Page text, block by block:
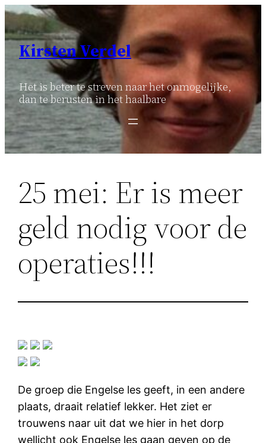
Ga
naar
inhoud
Kirsten Verdel
Het is beter te streven naar het onmogelijke,
dan te berusten in het haalbare
25 mei: Er is meer
geld nodig voor de
operaties!!!
De groep die Engelse les geeft, in een andere
plaats, draait relatief lekker. Het ziet er
trouwens naar uit dat we hier in het dorp
wellicht ook Engelse les gaan geven op de